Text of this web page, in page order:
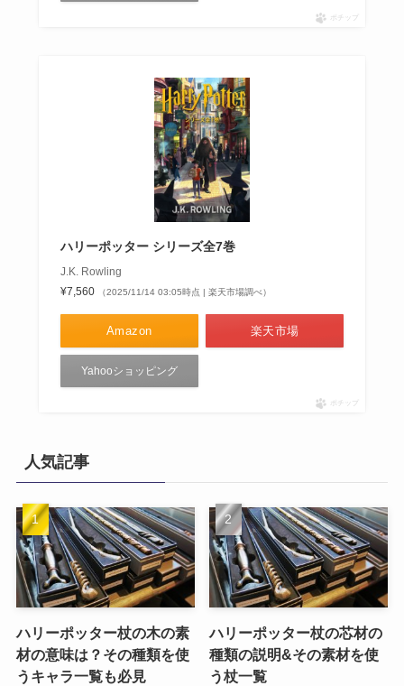
ポチップ
ハリーポッター シリーズ全7巻
J.K. Rowling
¥7,560
（2025/11/14 03:05時点 | 楽天市場調べ）
Amazon 楽天市場
Yahooショッピング
ポチップ
人気記事
ハリーポッター杖の木の素
材の意味は？その種類を使
うキャラ一覧も必見
ハリーポッター杖の芯材の
種類の説明&その素材を使
う杖一覧